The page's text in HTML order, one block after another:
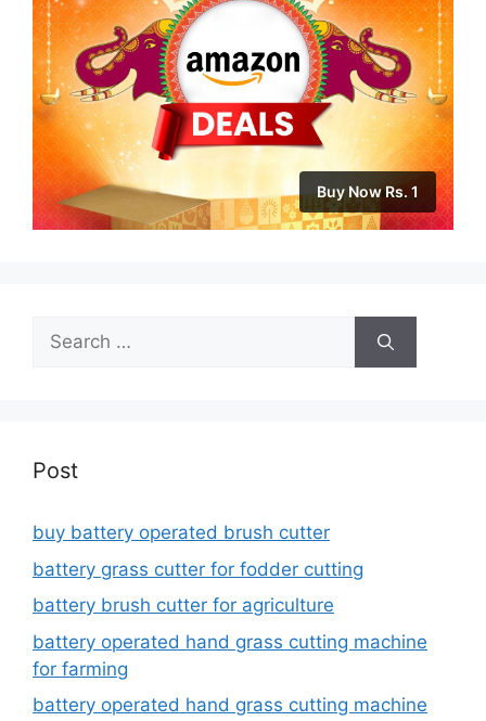
Buy Now Rs. 1
Search
for:
Post
buy battery operated brush cutter
battery grass cutter for fodder cutting
battery brush cutter for agriculture
battery operated hand grass cutting machine
for farming
battery operated hand grass cutting machine